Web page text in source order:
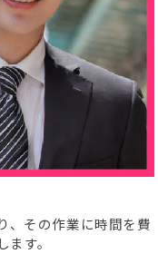
、その作業に時間を費
す。